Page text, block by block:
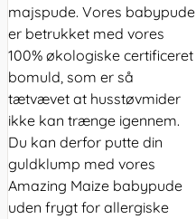
majspude. Vores babypude
er betrukket med vores
100% økologiske certificeret
bomuld, som er så
tætvævet at husstøvmider
ikke kan trænge igennem.
Du kan derfor putte din
guldklump med vores
Amazing Maize babypude
uden frygt for allergiske